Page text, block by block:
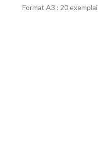
Format A3 : 20